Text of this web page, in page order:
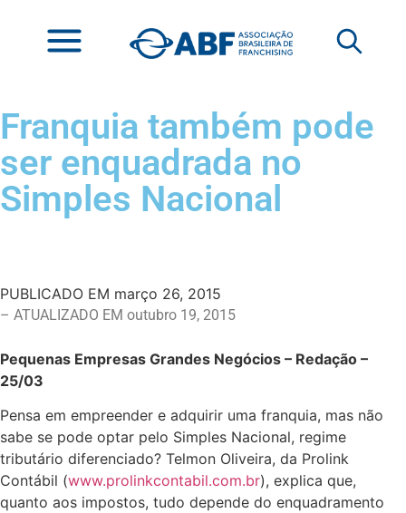
Franquia também pode
ser enquadrada no
Simples Nacional
PUBLICADO EM março 26, 2015
– ATUALIZADO EM outubro 19, 2015
Pequenas Empresas Grandes Negócios – Redação –
25/03
Pensa em empreender e adquirir uma franquia, mas não
sabe se pode optar pelo Simples Nacional, regime
tributário diferenciado? Telmon Oliveira, da Prolink
Contábil (www.prolinkcontabil.com.br), explica que,
quanto aos impostos, tudo depende do enquadramento